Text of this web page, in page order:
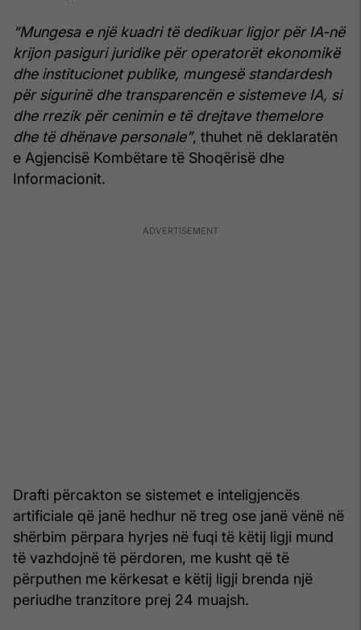
“Mungesa e një kuadri të dedikuar ligjor për IA-në
krijon pasiguri juridike për operatorët ekonomikë
dhe institucionet publike, mungesë standardesh
për sigurinë dhe transparencën e sistemeve IA, si
dhe rrezik për cenimin e të drejtave themelore
dhe të dhënave personale”, thuhet në deklaratën
e Agjencisë Kombëtare të Shoqërisë dhe
Informacionit.
Drafti përcakton se sistemet e inteligjencës
artificiale që janë hedhur në treg ose janë vënë në
shërbim përpara hyrjes në fuqi të këtij ligji mund
të vazhdojnë të përdoren, me kusht që të
përputhen me kërkesat e këtij ligji brenda një
periudhe tranzitore prej 24 muajsh.